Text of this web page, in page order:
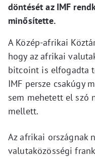
döntését az IMF
minősítette.
A Közép-afrikai
hogy az afrikai
bitcoint is elfogadta
IMF persze csakúgy
sem mehetett el szó
mellett.
Az afrikai országnak
valutaközösségi